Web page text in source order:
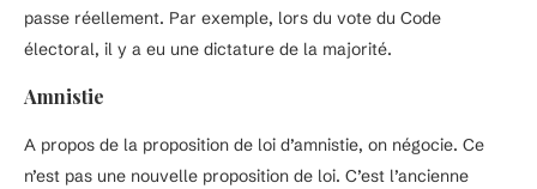
passe réellement. Par exemple, lors du vote du Code
électoral, il y a eu une dictature de la majorité.
Amnistie
A propos de la proposition de loi d’amnistie, on négocie. Ce
n’est pas une nouvelle proposition de loi. C’est l’ancienne